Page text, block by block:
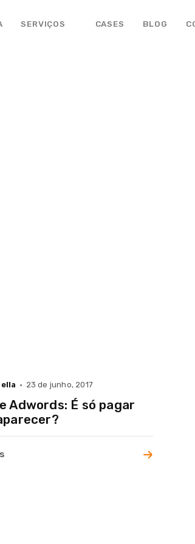
SERVIÇOS CASES BLOG
23 de junho, 2017
Adwords: É só pagar